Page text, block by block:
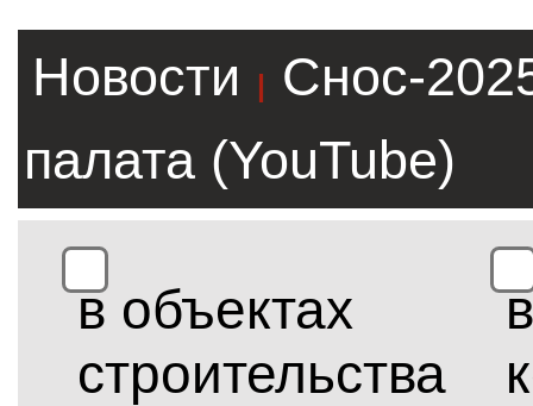
Новости |
Снос-
палата (YouTube)
в объектах
строительства
в